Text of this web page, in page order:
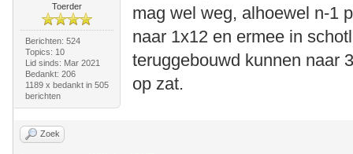
Toerder
Berichten: 524
Topics: 10
Lid sinds: Mar 2021
Bedankt: 206
1189 x bedankt in 505
berichten
mag wel weg, alhoewel n-1
naar 1x12 en ermee in
teruggebouwd kunnen naar
op zat.
Zoek